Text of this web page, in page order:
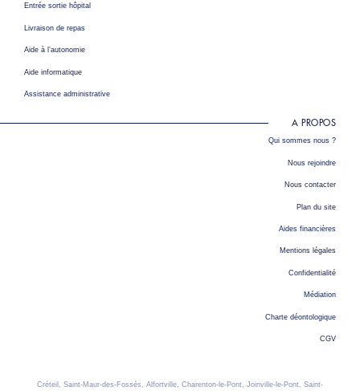
Entrée sortie hôpital
Livraison de repas
Aide à l’autonomie
Aide informatique
Assistance administrative
A PROPOS
Qui sommes nous ?
Nous rejoindre
Nous contacter
Plan du site
Aides financières
Mentions légales
Confidentialité
Médiation
Charte déontologique
CGV
Créteil, Saint-Maur-des-Fossés, Alfortville, Charenton-le-Pont, Joinville-le-Pont, Saint-